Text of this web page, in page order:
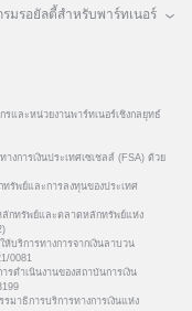
รมรอยัลตี้สำหรับพาร์ทเนอร์
และหน่วยงานพาร์ทเนอร์เชิงกลยุทธ์
งการเงินประเทศเซเชลส์ (FSA) ด้วย
รัพย์และการลงทุนของประเทศ
ลักทรัพย์และตลาดหลักทรัพย์แห่ง
บริการทางการจากเงินลาบวน
0081
ดำเนินงานของสถาบันการเงิน
มาธิการบริการทางการเงินแห่ง